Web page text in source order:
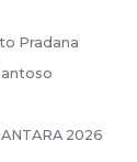
Pradana
2026